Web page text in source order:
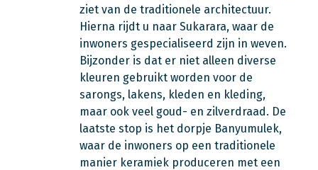
ziet van de traditionele architectuur.
Hierna rijdt u naar Sukarara, waar de
inwoners gespecialiseerd zijn in weven.
Bijzonder is dat er niet alleen diverse
kleuren gebruikt worden voor de
sarongs, lakens, kleden en kleding,
maar ook veel goud- en zilverdraad. De
laatste stop is het dorpje Banyumulek,
waar de inwoners op een traditionele
manier keramiek produceren met een